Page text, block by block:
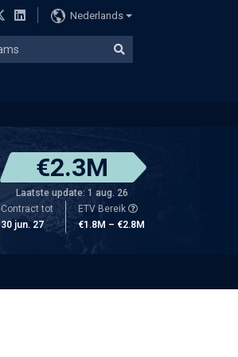
Nederlands
€2.3M
Laatste update: 1 aug. 26
Contract tot
30 jun. 27
ETV Bereik
€1.8M – €2.8M